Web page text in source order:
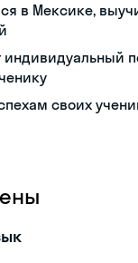
в Мексике,
индивидуальный
своих